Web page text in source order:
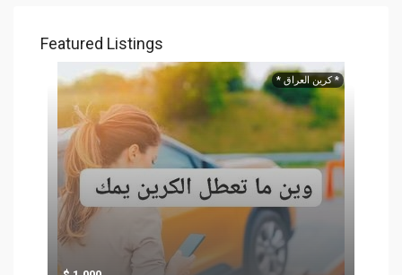
Featured Listings
* كرين العراق *